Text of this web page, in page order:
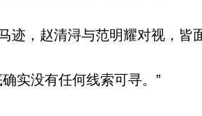
，赵清浔与范明耀对视，皆
实没有任何线索可寻。”